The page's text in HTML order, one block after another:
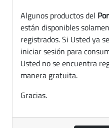
Algunos productos del
están disponibles
registrados. Si Usted ya
iniciar sesión para
Usted no se encuentra
manera gratuita.
Gracias.